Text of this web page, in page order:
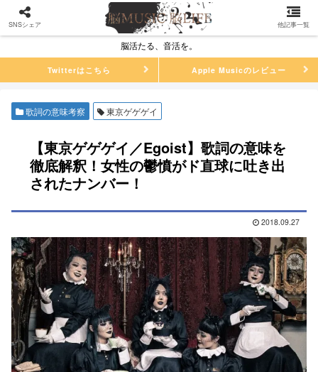
脳活たる、音活を。
Twitterはこちら Apple Musicのレビュー
歌詞の意味考察 東京ゲゲゲイ
【東京ゲゲゲイ／Egoist】歌詞の意味を
徹底解釈！女性の鬱憤がド直球に吐き出
されたナンバー！
2018.09.27
SNSシェア 他記事一覧